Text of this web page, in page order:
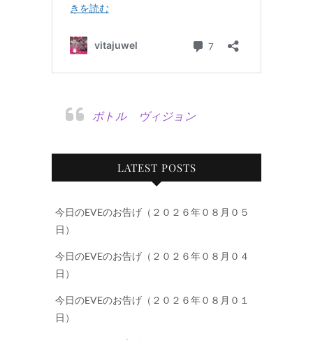
ボトル ヴィジョン
LATEST POSTS
今日のEVEのお告げ（２０２６年０８月０５
日）
今日のEVEのお告げ（２０２６年０８月０４
日）
今日のEVEのお告げ（２０２６年０８月０１
日）